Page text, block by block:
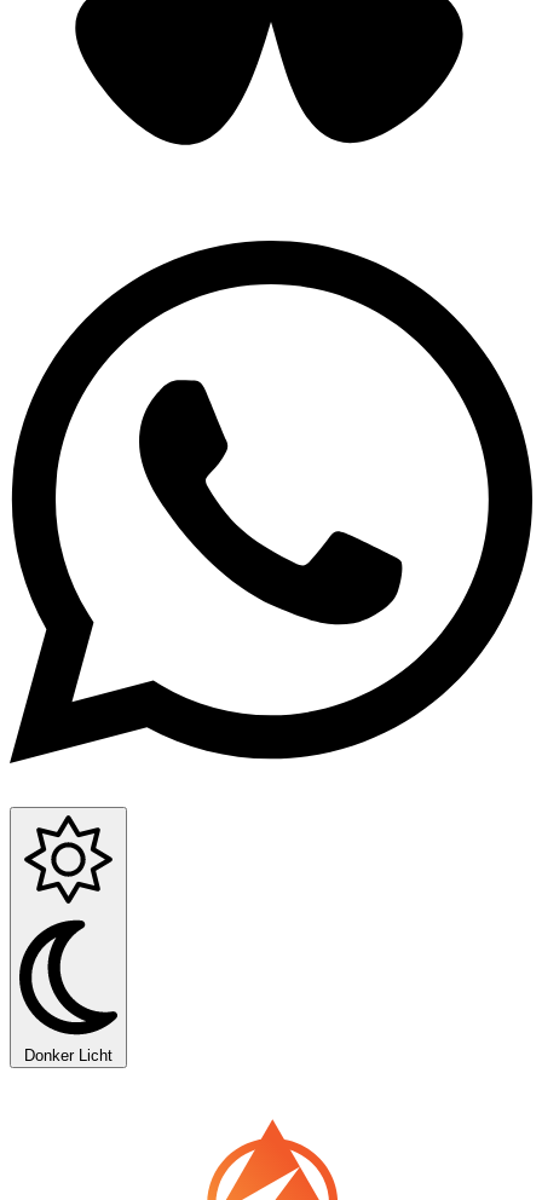
Donker Licht